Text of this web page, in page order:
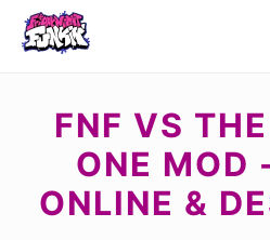
FNF VS
ONE MOD
ONLINE &